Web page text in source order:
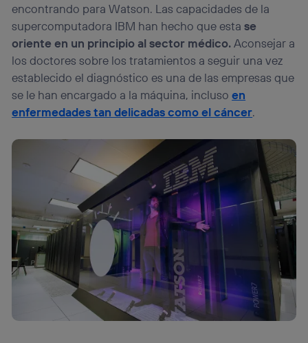
encontrando para Watson. Las capacidades de la
supercomputadora IBM han hecho que estase
oriente en un principio al sector médico.Aconsejar a
los doctores sobre los tratamientos a seguir una vez
establecido el diagnóstico es una de las empresas que
se le han encargado a la máquina, inclusoen
enfermedades tan delicadas como el cáncer.